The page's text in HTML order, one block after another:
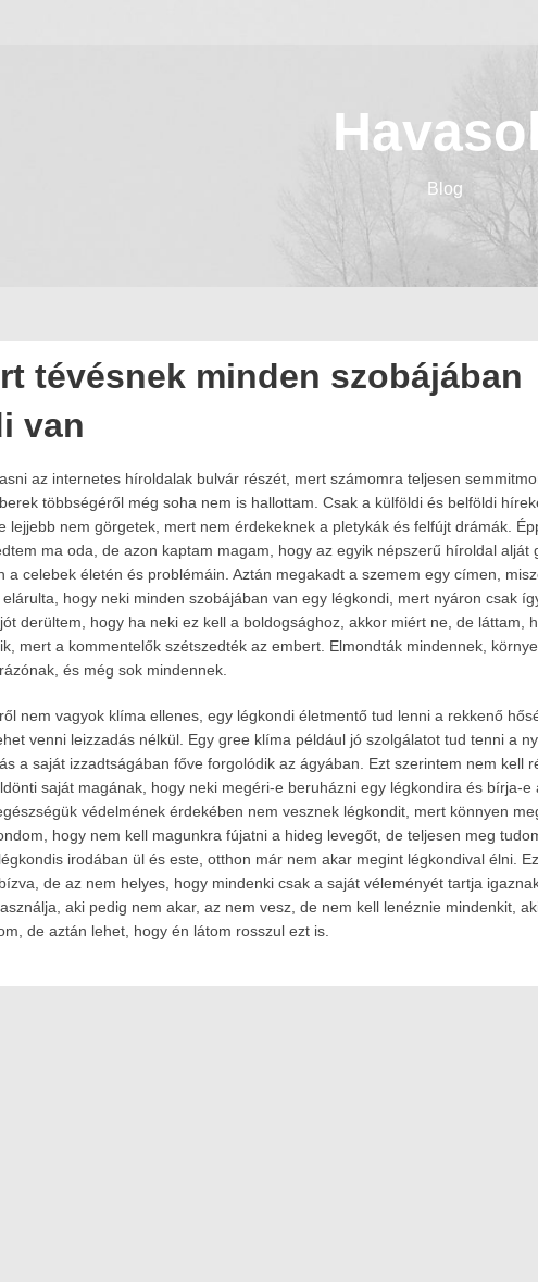
Blog
tévésnek minden szobájában
van
az internetes híroldalak bulvár részét, mert számomra teljesen
többségéről még soha nem is hallottam. Csak a külföldi és belföldi
lejjebb nem görgetek, mert nem érdekeknek a pletykák és felfújt drámák.
ma oda, de azon kaptam magam, hogy az egyik népszerű híroldal alját
a celebek életén és problémáin. Aztán megakadt a szemem egy címen,
hogy neki minden szobájában van egy légkondi, mert nyáron csak
derültem, hogy ha neki ez kell a boldogsághoz, akkor miért ne, de láttam,
mert a kommentelők szétszedték az embert. Elmondták mindennek,
és még sok mindennek.
nem vagyok klíma ellenes, egy légkondi életmentő tud lenni a rekkenő
venni leizzadás nélkül. Egy gree klíma például jó szolgálatot tud tenni a
a saját izzadtságában főve forgolódik az ágyában. Ezt szerintem nem kell
saját magának, hogy neki megéri-e beruházni egy légkondira és bírja-e
védelmének érdekében nem vesznek légkondit, mert könnyen
hogy nem kell magunkra fújatni a hideg levegőt, de teljesen meg
irodában ül és este, otthon már nem akar megint légkondival élni.
de az nem helyes, hogy mindenki csak a saját véleményét tartja
aki pedig nem akar, az nem vesz, de nem kell lenéznie mindenkit,
de aztán lehet, hogy én látom rosszul ezt is.